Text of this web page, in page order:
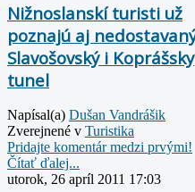
Nižnoslanskí turisti už
poznajú aj
Slavošovský i Koprášsky
tunel
Napísal(a) Dušan Vandrášik
Zverejnené v Turistika
Pridajte komentár medzi prvými!
Čítať ďalej...
utorok, 26 apríl 2011 17:03